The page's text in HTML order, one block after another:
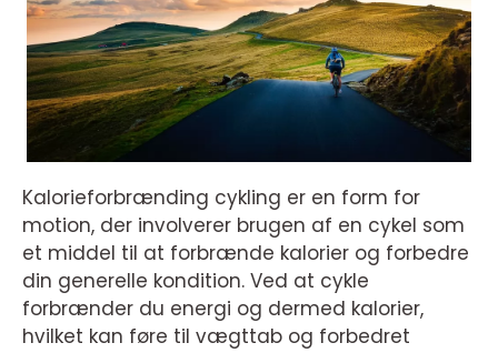
Kalorieforbrænding cykling er en form for
motion, der involverer brugen af en cykel som
et middel til at forbrænde kalorier og forbedre
din generelle kondition. Ved at cykle
forbrænder du energi og dermed kalorier,
hvilket kan føre til vægttab og forbedret